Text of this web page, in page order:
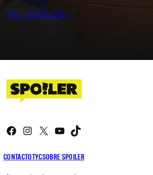
Ver en Youtube
CONTACTOTYCSOBRE SPOILER
Facebook
Instagram
X YouTube